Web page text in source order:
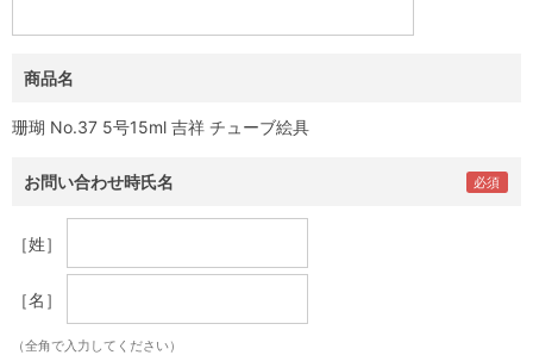
商品名
珊瑚 No.37 5号15ml 吉祥 チューブ絵具
お問い合わせ時氏名
［姓］
［名］
（全角で入力してください）